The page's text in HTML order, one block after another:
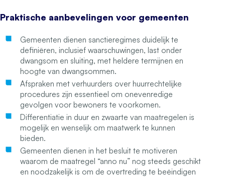
Praktische aanbevelingen voor gemeenten
Gemeenten dienen sanctieregimes duidelijk te
definiëren, inclusief waarschuwingen, last onder
dwangsom en sluiting, met heldere termijnen en
hoogte van dwangsommen.
Afspraken met verhuurders over huurrechtelijke
procedures zijn essentieel om onevenredige
gevolgen voor bewoners te voorkomen.
Differentiatie in duur en zwaarte van maatregelen is
mogelijk en wenselijk om maatwerk te kunnen
bieden.
Gemeenten dienen in het besluit te motiveren
waarom de maatregel “anno nu” nog steeds geschikt
en noodzakelijk is om de overtreding te beëindigen